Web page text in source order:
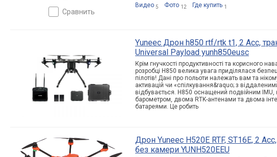
сравнить
Видео 5 Фото 12 Где купить 1
Yuneec Дрон h850 rtf/rtk t1, 2 Acc,
Universal Payload yunh850eusc
Крім гнучкості продуктивності та корисного
розробці H850 велика увага приділялася
пілотів! Дані про польоти належать вам та
активацій чи «спілкування&raquo; з
відбувається. H850 оснащений подвійним
барометром, двома RTK-антенами та двома
батареями. Це робить
Дрон Yuneec H520E RTF, ST16E, 2
без камери YUNH520EEU